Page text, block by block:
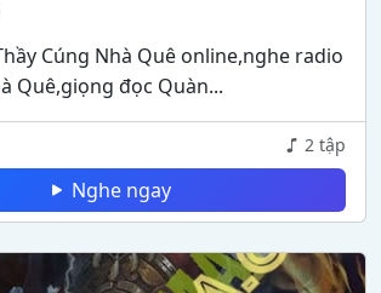
Cúng Nhà Quê online,nghe radio
Quê,giọng đọc Quàn...
2 tập
Nghe ngay